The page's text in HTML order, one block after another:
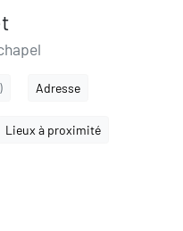
Adresse
Lieux à proximité